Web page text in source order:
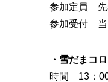
参加定員 先
参加受付 当
・雪だまコ
時間 13：